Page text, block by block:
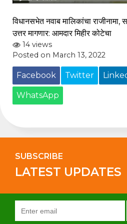
विधानसभेत नवाब मालिकांचा
उत्तर मागणार: आमदार मिहीर कोटेचा
14 views
Posted on March 13, 2022
Facebook Twitter
WhatsApp
SUBSCRIBE
LATEST UPDATES